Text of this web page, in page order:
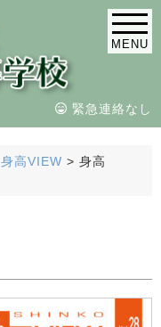
MENU
緊急連絡なし
身高VIEW > 身高